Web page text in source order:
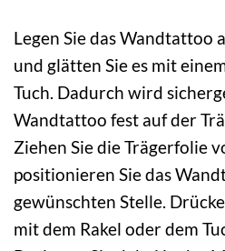
Legen Sie das Wandtattoo
und glätten Sie es mit
Tuch. Dadurch wird
Wandtattoo fest auf der
Ziehen Sie die Trägerfolie
positionieren Sie das
gewünschten Stelle.
mit dem Rakel oder dem